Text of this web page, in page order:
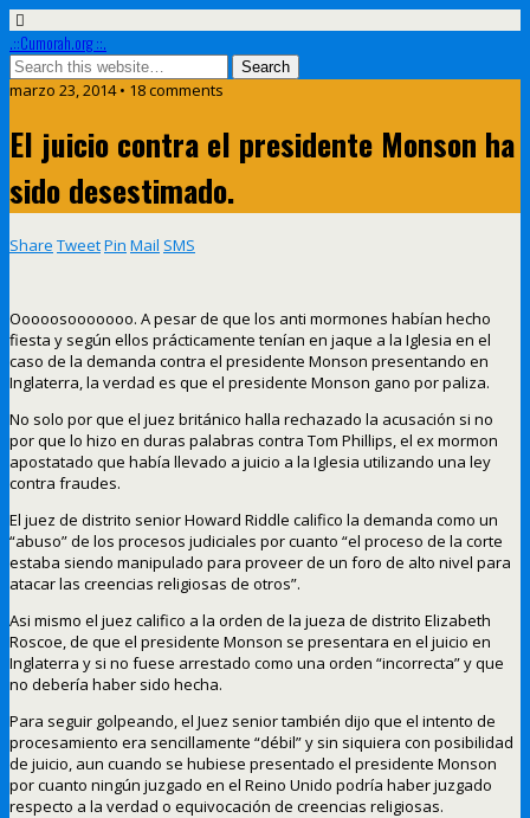
.::Cumorah.org ::.
marzo 23, 2014 • 18 comments
El juicio contra el presidente Monson ha
sido desestimado.
Share TweetPin Mail SMS
Ooooosooooooo. A pesar de que los anti mormones habían hecho
fiesta y según ellos prácticamente tenían en jaque a la Iglesia en el
caso de la demanda contra el presidente Monson presentando en
Inglaterra, la verdad es que el presidente Monson gano por paliza.
No solo por que el juez británico halla rechazado la acusación si no
por que lo hizo en duras palabras contra Tom Phillips, el ex mormon
apostatado que había llevado a juicio a la Iglesia utilizando una ley
contra fraudes.
El juez de distrito senior Howard Riddle califico la demanda como un
“abuso” de los procesos judiciales por cuanto “el proceso de la corte
estaba siendo manipulado para proveer de un foro de alto nivel para
atacar las creencias religiosas de otros”.
Asi mismo el juez califico a la orden de la jueza de distrito Elizabeth
Roscoe, de que el presidente Monson se presentara en el juicio en
Inglaterra y si no fuese arrestado como una orden “incorrecta” y que
no debería haber sido hecha.
Para seguir golpeando, el Juez senior también dijo que el intento de
procesamiento era sencillamente “débil” y sin siquiera con posibilidad
de juicio, aun cuando se hubiese presentado el presidente Monson
por cuanto ningún juzgado en el Reino Unido podría haber juzgado
respecto a la verdad o equivocación de creencias religiosas.